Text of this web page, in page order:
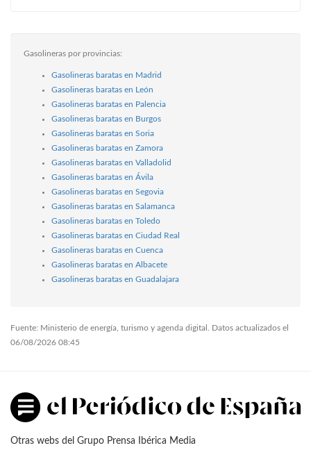
Gasolineras por provincias:
Gasolineras baratas en Madrid
Gasolineras baratas en León
Gasolineras baratas en Palencia
Gasolineras baratas en Burgos
Gasolineras baratas en Soria
Gasolineras baratas en Zamora
Gasolineras baratas en Valladolid
Gasolineras baratas en Ávila
Gasolineras baratas en Segovia
Gasolineras baratas en Salamanca
Gasolineras baratas en Toledo
Gasolineras baratas en Ciudad Real
Gasolineras baratas en Cuenca
Gasolineras baratas en Albacete
Gasolineras baratas en Guadalajara
Fuente: Ministerio de energía, turismo y agenda digital. Datos actualizados el
06/08/2026 08:45
Otras webs del Grupo Prensa Ibérica Media